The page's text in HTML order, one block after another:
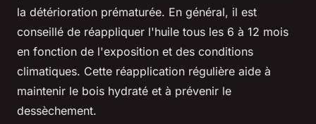
la détérioration prématurée. En général, il est
conseillé de réappliquer l'huile tous les 6 à 12 mois
en fonction de l'exposition et des conditions
climatiques. Cette réapplication régulière aide à
maintenir le bois hydraté et à prévenir le
dessèchement.